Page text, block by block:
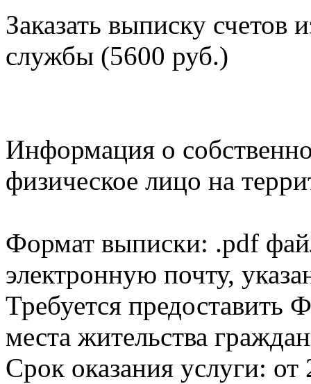
Заказать выписку счетов
службы (5600 руб.)
Информация о
физическое лицо на
Формат выписки: .pdf
электронную почту,
Требуется
места жительства
Срок оказания услуги: от